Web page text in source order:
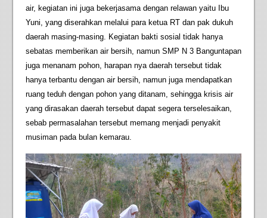
air, kegiatan ini juga bekerjasama dengan relawan yaitu Ibu
Yuni, yang diserahkan melalui para ketua RT dan pak dukuh
daerah masing-masing. Kegiatan bakti sosial tidak hanya
sebatas memberikan air bersih, namun SMP N 3 Banguntapan
juga menanam pohon, harapan nya daerah tersebut tidak
hanya terbantu dengan air bersih, namun juga mendapatkan
ruang teduh dengan pohon yang ditanam, sehingga krisis air
yang dirasakan daerah tersebut dapat segera terselesaikan,
sebab permasalahan tersebut memang menjadi penyakit
musiman pada bulan kemarau.